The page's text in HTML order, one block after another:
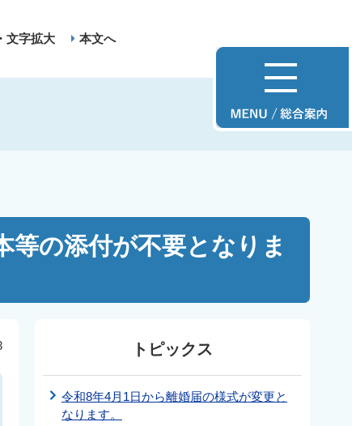
文字拡大 本文へ
等の添付が不要となりま
トピックス
令和8年4月1日から離婚届の様式が変更と
なります。